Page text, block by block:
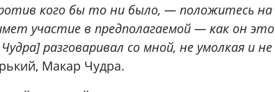
кого бы то ни было, — положитесь на
участие в предполагаемой — как он это
разговаривал со мной, не умолкая и не
Макар Чудра.